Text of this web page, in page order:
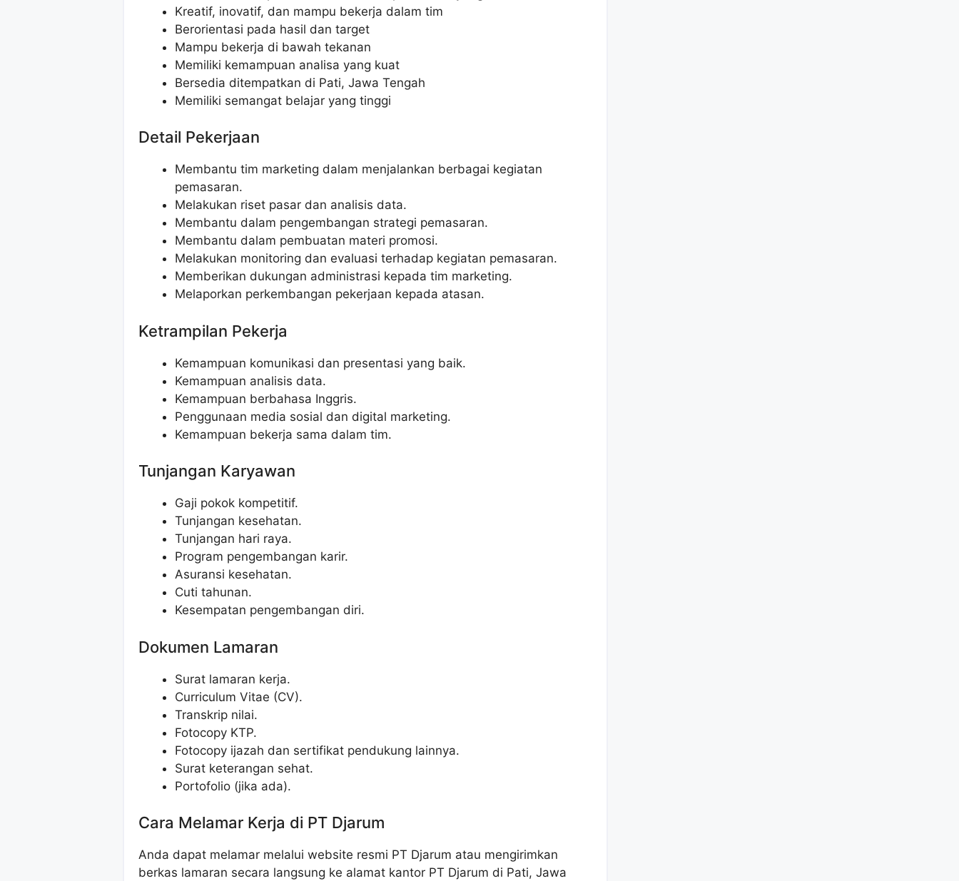
Kreatif, inovatif, dan mampu bekerja dalam tim
Berorientasi pada hasil dan target
Mampu bekerja di bawah tekanan
Memiliki kemampuan analisa yang kuat
Bersedia ditempatkan di Pati, Jawa Tengah
Memiliki semangat belajar yang tinggi
Detail Pekerjaan
Membantu tim marketing dalam menjalankan berbagai kegiatan
pemasaran.
Melakukan riset pasar dan analisis data.
Membantu dalam pengembangan strategi pemasaran.
Membantu dalam pembuatan materi promosi.
Melakukan monitoring dan evaluasi terhadap kegiatan pemasaran.
Memberikan dukungan administrasi kepada tim marketing.
Melaporkan perkembangan pekerjaan kepada atasan.
Ketrampilan Pekerja
Kemampuan komunikasi dan presentasi yang baik.
Kemampuan analisis data.
Kemampuan berbahasa Inggris.
Penggunaan media sosial dan digital marketing.
Kemampuan bekerja sama dalam tim.
Tunjangan Karyawan
Gaji pokok kompetitif.
Tunjangan kesehatan.
Tunjangan hari raya.
Program pengembangan karir.
Asuransi kesehatan.
Cuti tahunan.
Kesempatan pengembangan diri.
Dokumen Lamaran
Surat lamaran kerja.
Curriculum Vitae (CV).
Transkrip nilai.
Fotocopy KTP.
Fotocopy ijazah dan sertifikat pendukung lainnya.
Surat keterangan sehat.
Portofolio (jika ada).
Cara Melamar Kerja di PT Djarum
Anda dapat melamar melalui website resmi PT Djarum atau mengirimkan
berkas lamaran secara langsung ke alamat kantor PT Djarum di Pati, Jawa